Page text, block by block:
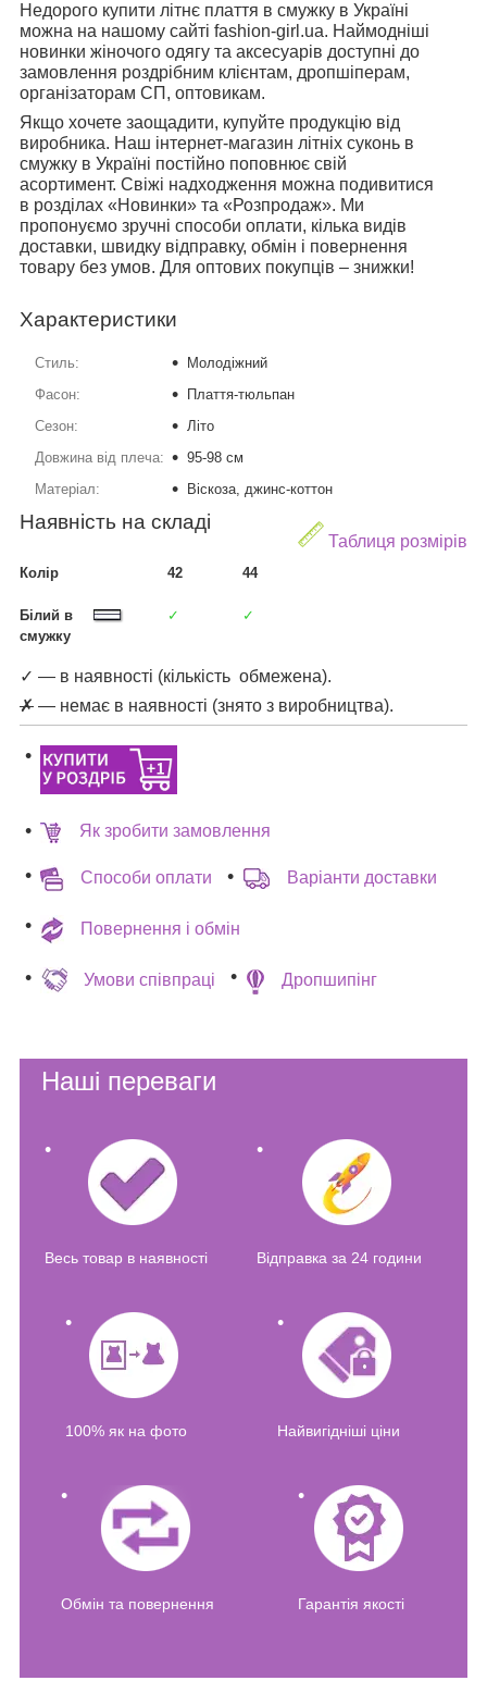
Недорого купити літнє плаття в смужку в Україні
можна на нашому сайті fashion-girl.ua. Наймодніші
новинки жіночого одягу та аксесуарів доступні до
замовлення роздрібним клієнтам, дропшіперам,
організаторам СП, оптовикам.
Якщо хочете заощадити, купуйте продукцію від
виробника. Наш інтернет-магазин літніх суконь в
смужку в Україні постійно поповнює свій
асортимент. Свіжі надходження можна подивитися
в розділах «Новинки» та «Розпродаж». Ми
пропонуємо зручні способи оплати, кілька видів
доставки, швидку відправку, обмін і повернення
товару без умов. Для оптових покупців – знижки!
Характеристики
Стиль:
Молодіжний
Фасон:
Плаття-тюльпан
Сезон:
Літо
Довжина від плеча:
95-98 см
Матеріал:
Віскоза, джинс-коттон
Таблиця розмірів
Наявність на складі
Колір 42 44
Білий в
смужку
✓ ✓
✓ — в наявності (кількість обмежена).
✗ — немає в наявності (знято з виробництва).
Як зробити замовлення
Способи оплати Варіанти доставки
Повернення і обмін
Умови співпраці Дропшипінг
Наші переваги
Весь товар в наявності Відправка за 24 години
100% як на фото Найвигідніші ціни
Обмін та повернення Гарантія якості